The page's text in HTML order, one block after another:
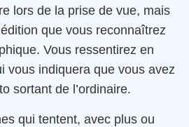
lors de la prise de vue, mais
que vous reconnaîtrez
Vous ressentirez en
vous indiquera que vous avez
sortant de l’ordinaire.
qui tentent, avec plus ou